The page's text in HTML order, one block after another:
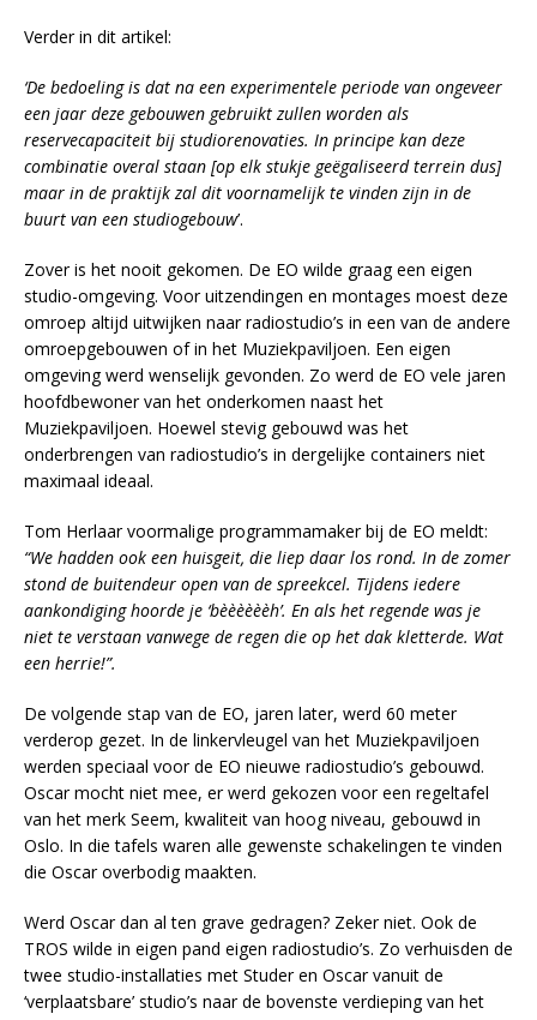
Verder in dit artikel:
‘De bedoeling is dat na een experimentele periode van ongeveer
een jaar deze gebouwen gebruikt zullen worden als
reservecapaciteit bij studiorenovaties. In principe kan deze
combinatie overal staan [op elk stukje geëgaliseerd terrein dus]
maar in de praktijk zal dit voornamelijk te vinden zijn in de
buurt van een studiogebouw’.
Zover is het nooit gekomen. De EO wilde graag een eigen
studio-omgeving. Voor uitzendingen en montages moest deze
omroep altijd uitwijken naar radiostudio’s in een van de andere
omroepgebouwen of in het Muziekpaviljoen. Een eigen
omgeving werd wenselijk gevonden. Zo werd de EO vele jaren
hoofdbewoner van het onderkomen naast het
Muziekpaviljoen. Hoewel stevig gebouwd was het
onderbrengen van radiostudio’s in dergelijke containers niet
maximaal ideaal.
Tom Herlaar voormalige programmamaker bij de EO meldt:
“We hadden ook een huisgeit, die liep daar los rond. In de zomer
stond de buitendeur open van de spreekcel. Tijdens iedere
aankondiging hoorde je ‘bèèèèèèh’. En als het regende was je
niet te verstaan vanwege de regen die op het dak kletterde. Wat
een herrie!”.
De volgende stap van de EO, jaren later, werd 60 meter
verderop gezet. In de linkervleugel van het Muziekpaviljoen
werden speciaal voor de EO nieuwe radiostudio’s gebouwd.
Oscar mocht niet mee, er werd gekozen voor een regeltafel
van het merk Seem, kwaliteit van hoog niveau, gebouwd in
Oslo. In die tafels waren alle gewenste schakelingen te vinden
die Oscar overbodig maakten.
Werd Oscar dan al ten grave gedragen? Zeker niet. Ook de
TROS wilde in eigen pand eigen radiostudio’s. Zo verhuisden de
twee studio-installaties met Studer en Oscar vanuit de
‘verplaatsbare’ studio’s naar de bovenste verdieping van het